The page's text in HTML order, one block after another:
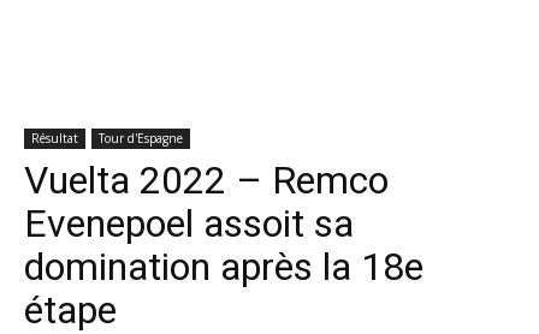
Résultat Tour d'Espagne
Vuelta 2022 – Remco
Evenepoel assoit sa
domination après la 18e
étape